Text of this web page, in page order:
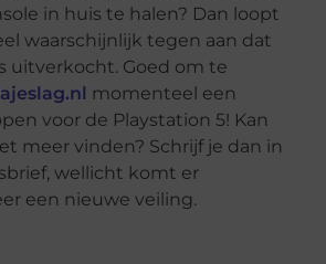
in huis te halen? Dan loopt
waarschijnlijk tegen aan dat
uitverkocht. Goed om te
momenteel een
voor de Playstation 5! Kan
meer vinden? Schrijf je dan in
wellicht komt er
een nieuwe veiling.